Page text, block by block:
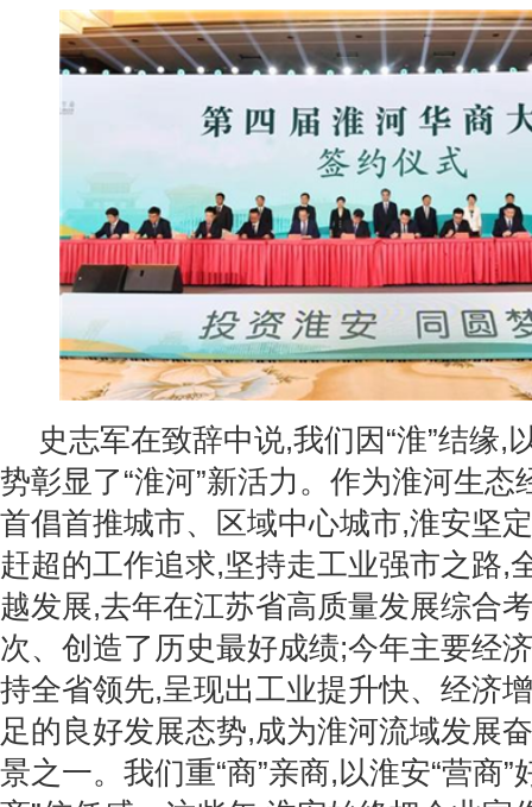
史志军在致辞中说,我们因“淮”结缘,
势彰显了“淮河”新活力。作为淮河生态
首倡首推城市、区域中心城市,淮安坚
赶超的工作追求,坚持走工业强市之路,
越发展,去年在江苏省高质量发展综合
次、创造了历史最好成绩;今年主要经
持全省领先,呈现出工业提升快、经济
足的良好发展态势,成为淮河流域发展
景之一。我们重“商”亲商,以淮安“营商”